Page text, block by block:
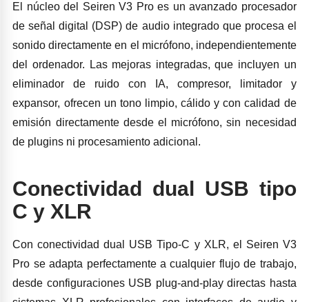
El núcleo del Seiren V3 Pro es un avanzado procesador
de señal digital (DSP) de audio integrado que procesa el
sonido directamente en el micrófono, independientemente
del ordenador. Las mejoras integradas, que incluyen un
eliminador de ruido con IA, compresor, limitador y
expansor, ofrecen un tono limpio, cálido y con calidad de
emisión directamente desde el micrófono, sin necesidad
de plugins ni procesamiento adicional.
Conectividad dual USB tipo
C y XLR
Con conectividad dual USB Tipo-C y XLR, el Seiren V3
Pro se adapta perfectamente a cualquier flujo de trabajo,
desde configuraciones USB plug-and-play directas hasta